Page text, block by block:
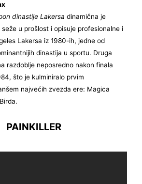
dinastije Lakersa dinamična je
u prošlost i opisuje profesionalne i
Lakersa iz 1980-ih, jedne od
dinastija u sportu. Druga
razdoblje neposredno nakon finala
što je kulminiralo prvim
najvećih zvezda ere: Magica
PAINKILLER